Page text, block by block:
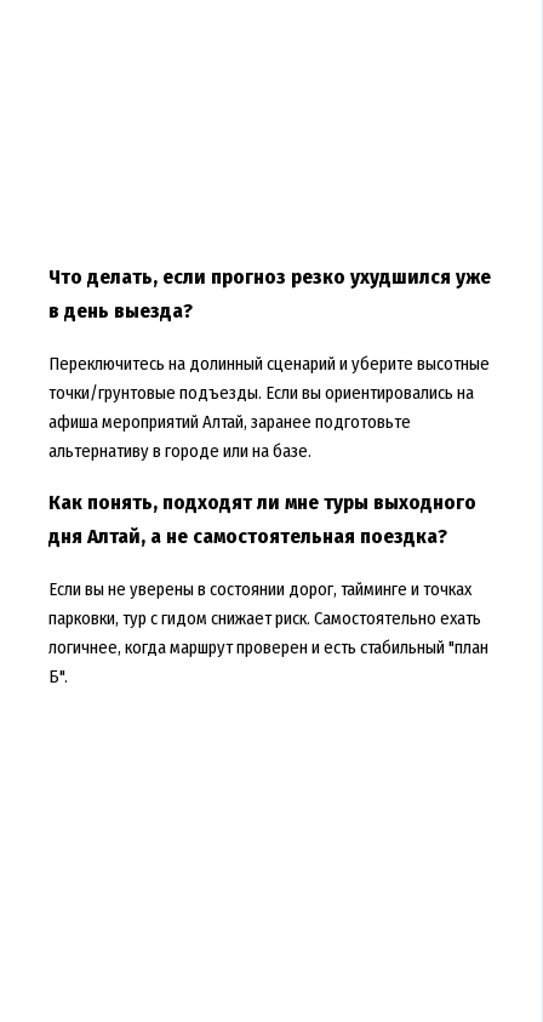
Что делать, если прогноз резко ухудшился уже
в день выезда?
Переключитесь на долинный сценарий и уберите высотные
точки/грунтовые подъезды. Если вы ориентировались на
афиша мероприятий Алтай, заранее подготовьте
альтернативу в городе или на базе.
Как понять, подходят ли мне туры выходного
дня Алтай, а не самостоятельная поездка?
Если вы не уверены в состоянии дорог, тайминге и точках
парковки, тур с гидом снижает риск. Самостоятельно ехать
логичнее, когда маршрут проверен и есть стабильный "план
Б".